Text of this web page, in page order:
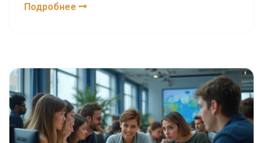
В статье разбираются нюансы, которые
упростить понимание этой темы. Читайте
дальше, чтобы расширить свои знания и
избежать типичных ошибок.
Подробнее